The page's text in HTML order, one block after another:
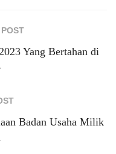
Yang Bertahan di
Badan Usaha Milik